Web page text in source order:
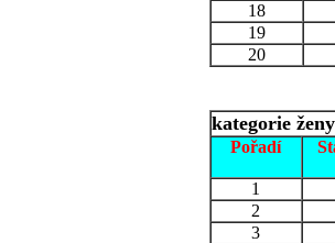
18
19
20
kategorie ženy
Pořadí
1
2
3